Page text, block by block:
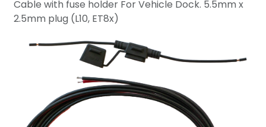
Cable with fuse holder For Vehicle Dock. 5.5mm x
2.5mm plug (L10, ET8x)